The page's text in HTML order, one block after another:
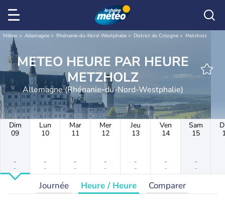
Météo Allemagne Rhénanie-du-Nord-Westphalie District de Cologne Metzholz
METEO HEURE PAR HEURE
METZHOLZ
Allemagne (Rhénanie-du-Nord-Westphalie)
Dim
09
-
-
Lun
10
-
-
Mar
11
-
-
Mer
12
-
-
Jeu
13
-
-
Ven
14
-
-
Sam
15
-
-
Journée Heure / Heure Comparer